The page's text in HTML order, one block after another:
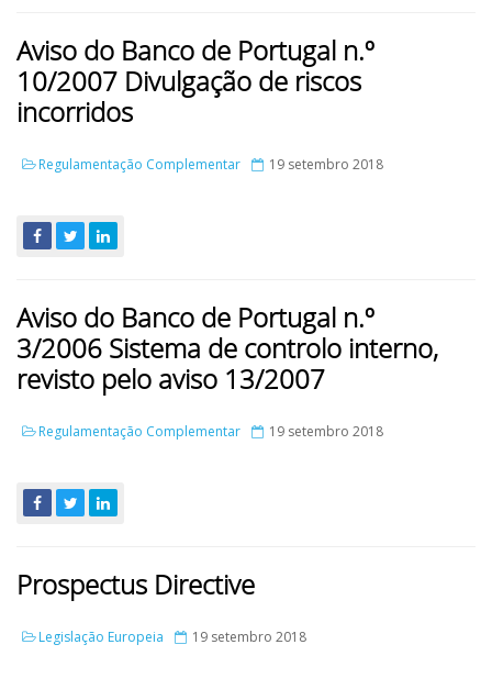
Aviso do Banco de Portugal n.º
10/2007 Divulgação de riscos
incorridos
Regulamentação Complementar 19 setembro 2018
Aviso do Banco de Portugal n.º
3/2006 Sistema de controlo interno,
revisto pelo aviso 13/2007
Regulamentação Complementar 19 setembro 2018
Prospectus Directive
Legislação Europeia 19 setembro 2018